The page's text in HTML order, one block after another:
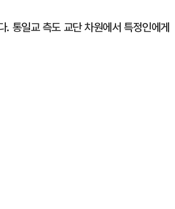
. 통일교 측도 교단 차원에서 특정인에게